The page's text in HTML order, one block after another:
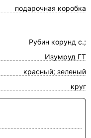
подарочная коробка
Рубин корунд с.;
Изумруд ГТ
красный; зеленый
круг